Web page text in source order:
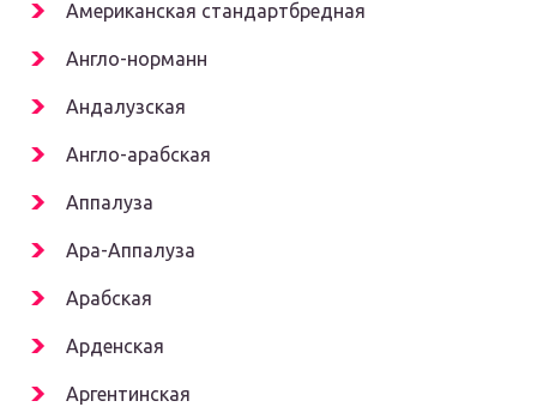
Американская стандартбредная
Англо-норманн
Андалузская
Англо-арабская
Аппалуза
Ара-Аппалуза
Арабская
Арденская
Аргентинская